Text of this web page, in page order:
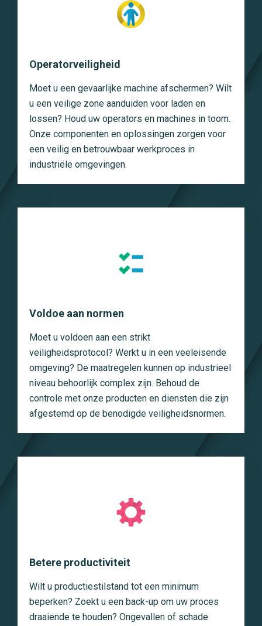
Operatorveiligheid
Moet u een gevaarlijke machine afschermen? Wilt
u een veilige zone aanduiden voor laden en
lossen? Houd uw operators en machines in toom.
Onze componenten en oplossingen zorgen voor
een veilig en betrouwbaar werkproces in
industriële omgevingen.
Voldoe aan normen
Moet u voldoen aan een strikt
veiligheidsprotocol? Werkt u in een veeleisende
omgeving? De maatregelen kunnen op industrieel
niveau behoorlijk complex zijn. Behoud de
controle met onze producten en diensten die zijn
afgestemd op de benodigde veiligheidsnormen.
Betere productiviteit
Wilt u productiestilstand tot een minimum
beperken? Zoekt u een back-up om uw proces
draaiende te houden? Ongevallen of schade